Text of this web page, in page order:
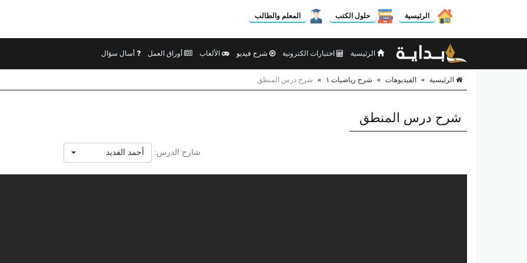
الرئيسية حلول الكتب المعلم والطالب
الرئيسية اختبارات الكترونية شرح فيديو الألعاب أوراق العمل أسال سؤال
الرئيسية » الفيديوهات » شرح رياضيات ١ » شرح درس المنطق
شرح درس المنطق
شارح الدرس: أحمد الفديد